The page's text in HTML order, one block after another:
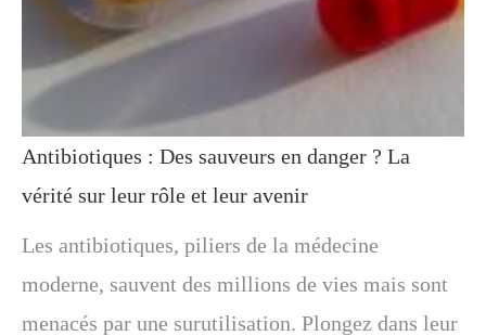
Antibiotiques : Des sauveurs en danger ? La
vérité sur leur rôle et leur avenir
Les antibiotiques, piliers de la médecine
moderne, sauvent des millions de vies mais sont
menacés par une surutilisation. Plongez dans leur